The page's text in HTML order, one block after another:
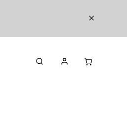
KONTAKTY